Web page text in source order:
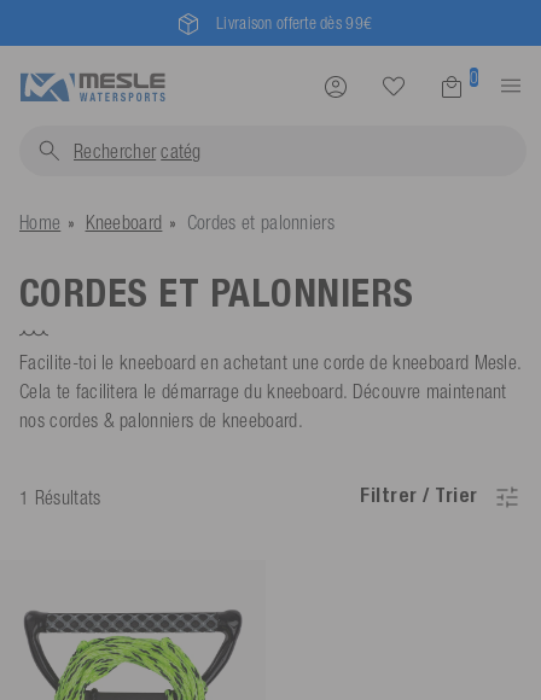
Livraison offerte dès 99€
0
Rechercher ca
Home Kneeboard Cordes et palonniers
CORDES ET PALONNIERS
Facilite-toi le kneeboard en achetant une corde de kneeboard Mesle.
Cela te facilitera le démarrage du kneeboard. Découvre maintenant
nos cordes & palonniers de kneeboard.
1 Résultats Filtrer / Trier